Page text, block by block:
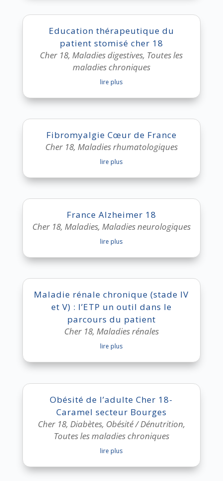
Education thérapeutique du
patient stomisé cher 18
Cher 18,Maladies digestives, Toutes les
maladies chroniques
lire plus
Fibromyalgie Cœur de France
Cher 18, Maladies rhumatologiques
lire plus
France Alzheimer 18
Cher 18, Maladies, Maladies neurologiques
lire plus
Maladie rénale chronique (stade IV
et V) : l’ETP un outil dans le
parcours du patient
Cher 18, Maladies rénales
lire plus
Obésité de l’adulte Cher 18-
Caramel secteur Bourges
Cher 18, Diabètes, Obésité / Dénutrition,
Toutes les maladies chroniques
lire plus